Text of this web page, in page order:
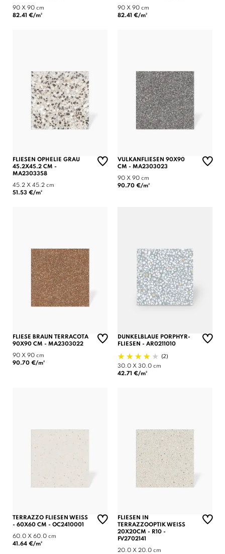
90 X 90 cm
82.41 €/m²
90 X 90 cm
82.41 €/m²
FLIESEN OPHELIE GRAU
45.2X45.2 CM -
MA2303358
45.2 X 45.2 cm
51.53 €/m²
VULKANFLIESEN 90X90
CM - MA2303023
90 X 90 cm
90.70 €/m²
FLIESE BRAUN TERRACOTA
90X90 CM - MA2303022
90 X 90 cm
90.70 €/m²
DUNKELBLAUE PORPHYR-
FLIESEN - AR0211010
(2)
30.0 X 30.0 cm
42.71 €/m²
TERRAZZO FLIESEN WEISS -
60X60 CM - OC2410001
60.0 X 60.0 cm
41.64 €/m²
FLIESEN IN
TERRAZZOOPTIK WEISS 2
0X20CM - R10 - F
V2702141
20.0 X 20.0 cm